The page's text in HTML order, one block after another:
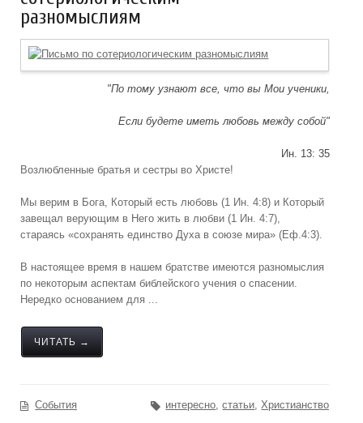
разномыслиям
"По тому узнают все, что вы Мои ученики,
Если будете иметь любовь между собой"
Ин. 13: 35
Возлюбленные братья и сестры во Христе!
Мы верим в Бога, Который есть любовь (1 Ин. 4:8) и Который
завещал верующим в Него жить в любви (1 Ин. 4:7),
стараясь «сохранять единство Духа в союзе мира» (Еф.4:3).
В настоящее время в нашем братстве имеются разномыслия
по некоторым аспектам библейского учения о спасении.
Нередко основанием для ...
ЧИТАТЬ →
События интересно,статьи,Христианство